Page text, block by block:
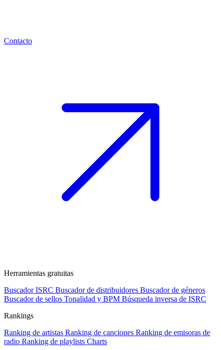
Contacto
Herramientas gratuitas
Buscador ISRC Buscador de distribuidores Buscador de géneros
Buscador de sellos Tonalidad y BPM Búsqueda inversa de ISRC
Rankings
Ranking de artistas Ranking de canciones Ranking de emisoras de
radio Ranking de playlists Charts